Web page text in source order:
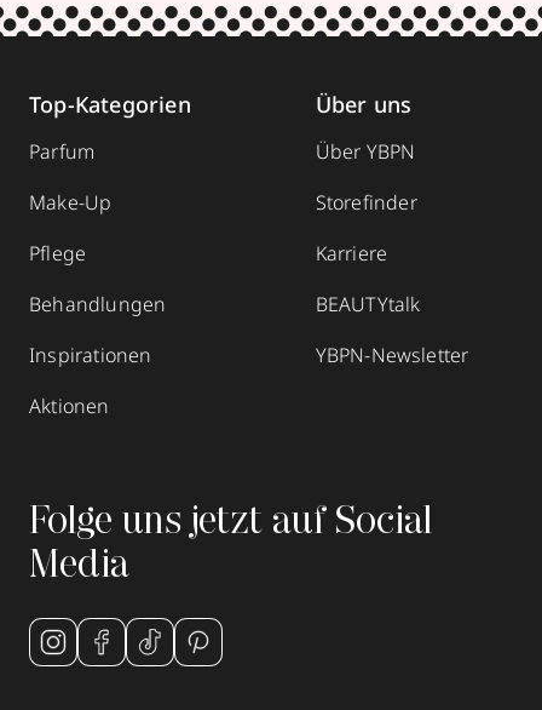
Top-Kategorien
Parfum
Make-Up
Pflege
Behandlungen
Inspirationen
Aktionen
Über uns
Über YBPN
Storefinder
Karriere
BEAUTYtalk
YBPN-Newsletter
Folge uns jetzt auf Social
Media